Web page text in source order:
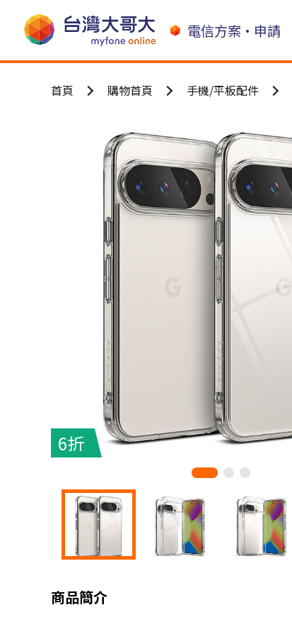
電信方案•申請
首頁 購物首頁 手機/平板配件
6折
商品簡介